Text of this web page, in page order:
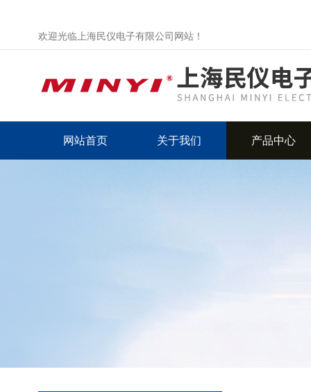
欢迎光临上海民仪电子有限公司网站！
网站首页 关于我们 产品中心